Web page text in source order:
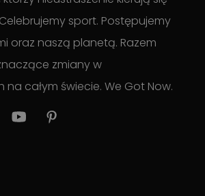
sport. Postępujemy
oraz naszą planetą. Razem
zmiany w
na całym świecie. We Got Now.